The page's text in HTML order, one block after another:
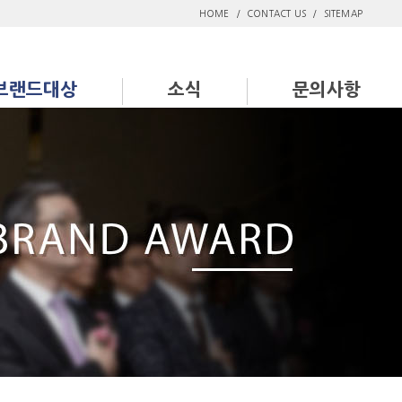
HOME / CONTACT US / SITEMAP
랜드대상 소식 문의사항